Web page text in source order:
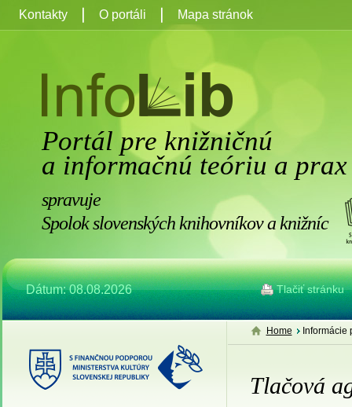
Portál pre knižničnú
a informačnú teóriu a prax
spravuje
Spolok slovenských knihovníkov a knižníc
Dátum: 08.08.2026 Tlačiť stránku
Kontakty O portáli Mapa stránok
Home Informácie
Tlačová